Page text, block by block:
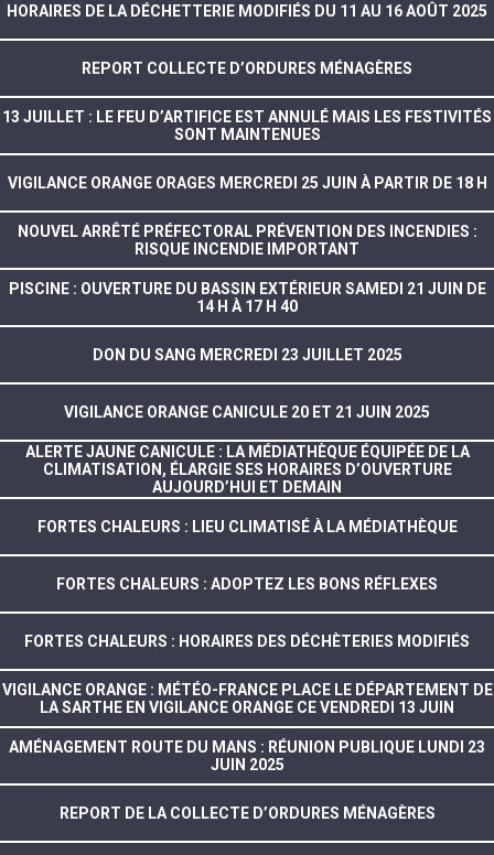
HORAIRES DE LA DÉCHETTERIE MODIFIÉS DU 11 AU 16 AOÛT 2025
REPORT COLLECTE D’ORDURES MÉNAGÈRES
13 JUILLET : LE FEU D’ARTIFICE EST ANNULÉ MAIS LES FESTIVITÉS
SONT MAINTENUES
VIGILANCE ORANGE ORAGES MERCREDI 25 JUIN À PARTIR DE 18 H
NOUVEL ARRÊTÉ PRÉFECTORAL PRÉVENTION DES INCENDIES :
RISQUE INCENDIE IMPORTANT
PISCINE : OUVERTURE DU BASSIN EXTÉRIEUR SAMEDI 21 JUIN DE
14 H À 17 H 40
DON DU SANG MERCREDI 23 JUILLET 2025
VIGILANCE ORANGE CANICULE 20 ET 21 JUIN 2025
ALERTE JAUNE CANICULE : LA MÉDIATHÈQUE ÉQUIPÉE DE LA
CLIMATISATION, ÉLARGIE SES HORAIRES D’OUVERTURE
AUJOURD’HUI ET DEMAIN
FORTES CHALEURS : LIEU CLIMATISÉ À LA MÉDIATHÈQUE
FORTES CHALEURS : ADOPTEZ LES BONS RÉFLEXES
FORTES CHALEURS : HORAIRES DES DÉCHÈTERIES MODIFIÉS
VIGILANCE ORANGE : MÉTÉO-FRANCE PLACE LE DÉPARTEMENT DE
LA SARTHE EN VIGILANCE ORANGE CE VENDREDI 13 JUIN
AMÉNAGEMENT ROUTE DU MANS : RÉUNION PUBLIQUE LUNDI 23
JUIN 2025
REPORT DE LA COLLECTE D’ORDURES MÉNAGÈRES